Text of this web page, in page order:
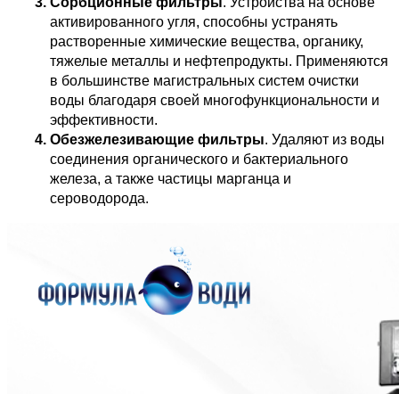
активированного угля, способны устранять
растворенные химические вещества, органику,
тяжелые металлы и нефтепродукты. Применяются
в большинстве магистральных систем очистки
воды благодаря своей многофункциональности и
эффективности.
Обезжелезивающие фильтры. Удаляют из воды
соединения органического и бактериального
железа, а также частицы марганца и
сероводорода.